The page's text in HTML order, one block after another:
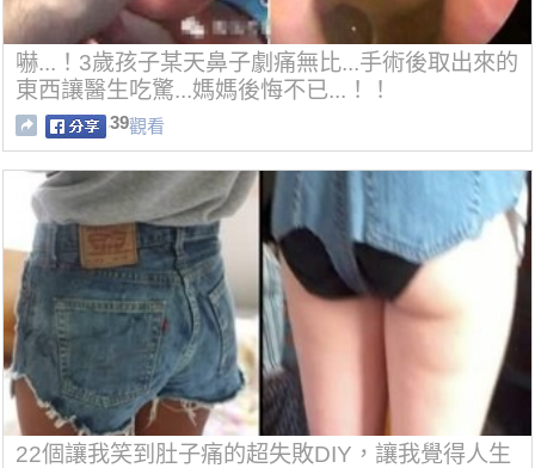
嚇...！3歲孩子某天鼻子劇痛無比...手術後取出來的
東西讓醫生吃驚...媽媽後悔不已...！！
39觀看
22個讓我笑到肚子痛的超失敗DIY，讓我覺得人生